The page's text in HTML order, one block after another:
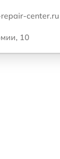
center.ru
10